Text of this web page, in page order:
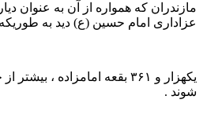
مازندران که همواره از آن به عنوان
عزاداری امام حسین (ع) دید به طوریکه ۷۰ درصد نیات موقوفات مازندران به این امر اختصاص داده شده است .
یکهزار و ۳۶۱ بقعه
شوند .